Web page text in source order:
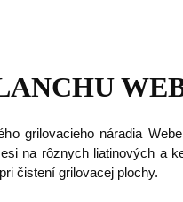
grilovacieho náradia
na rôznych liatinových a
čistení grilovacej plochy.